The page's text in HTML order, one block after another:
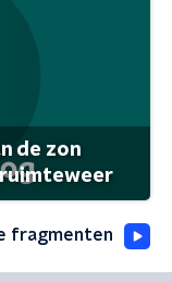
de zon
fragmenten